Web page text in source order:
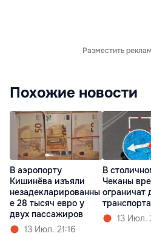
Разместить
Похожие новости
В аэропорту
Кишинёва изъяли
незадекларированны
е 28 тысяч евро у
двух пассажиров
13 Июл. 21:16
В
Чеканы
ограничат
транспорта
13 Июл.